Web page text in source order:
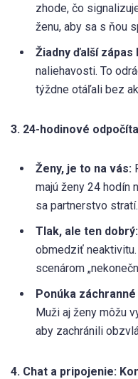
zhode, čo
ženu, aby sa s ňou
Žiadny ďalší zápas
naliehavosti. To
týždne otáľali bez
3. 24-hodinové
Ženy, je to na vás:
majú ženy 24 hodín
sa partnerstvo stratí.
Tlak, ale ten dobrý:
obmedziť
scenárom
Ponúka
Muži aj ženy môžu
aby zachránili
4. Chat a pripojenie: